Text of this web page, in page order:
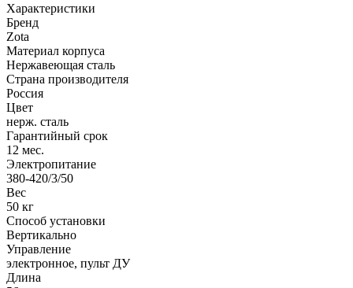
Характеристики
Бренд
Zota
Материал корпуса
Нержавеющая сталь
Страна производителя
Россия
Цвет
нерж. сталь
Гарантийный срок
12 мес.
Электропитание
380-420/3/50
Вес
50 кг
Способ установки
Вертикально
Управление
электронное, пульт ДУ
Длина